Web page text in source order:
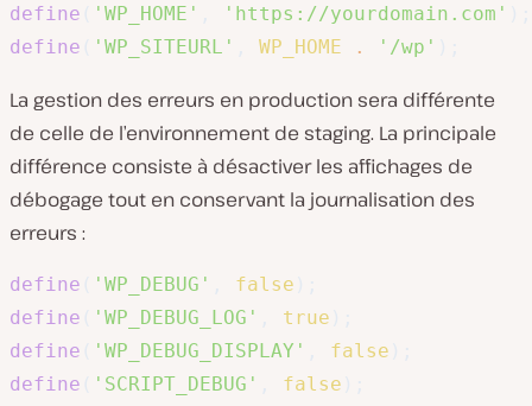
define
'WP_HOME' 'https://yourdomain.com'
define
'WP_SITEURL' WP_HOME . '/wp'
La gestion des erreurs en production sera différente
de celle de l’environnement de staging. La principale
différence consiste à désactiver les affichages de
débogage tout en conservant la journalisation des
erreurs :
define 'WP_DEBUG' false
define
'WP_DEBUG_LOG' true
define
'WP_DEBUG_DISPLAY' false
define
'SCRIPT_DEBUG' false